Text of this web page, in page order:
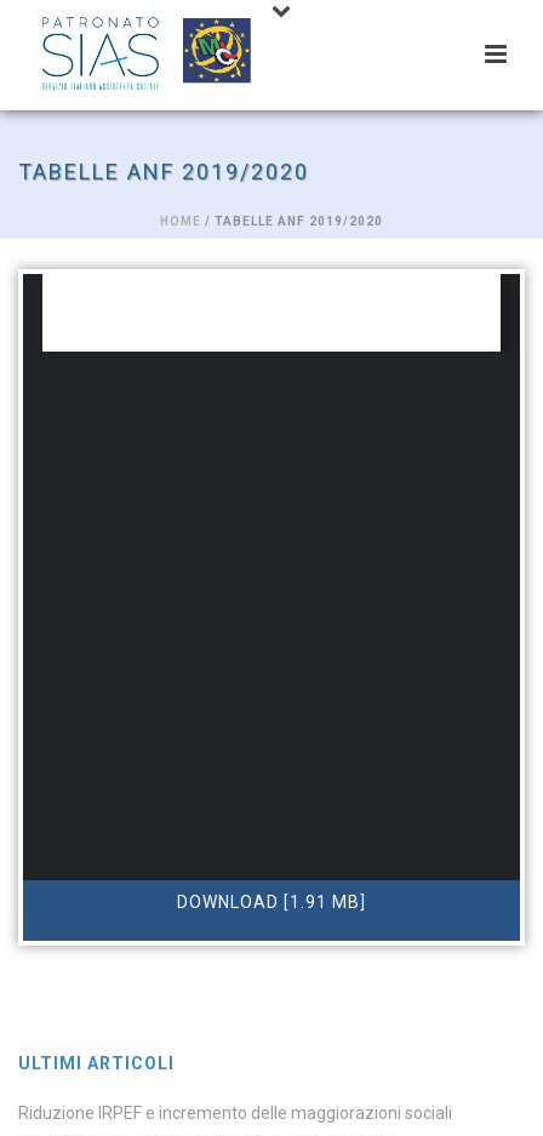
TABELLE ANF 2019/2020
HOME / TABELLE ANF 2019/2020
DOWNLOAD [1.91 MB]
ULTIMI ARTICOLI
Riduzione IRPEF e incremento delle maggiorazioni sociali